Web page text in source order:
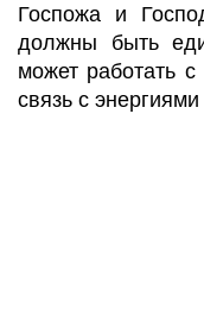
Госпожа и
должны быть
может работать
связь с